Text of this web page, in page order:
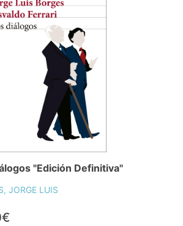
"Edición Definitiva"
JORGE LUIS